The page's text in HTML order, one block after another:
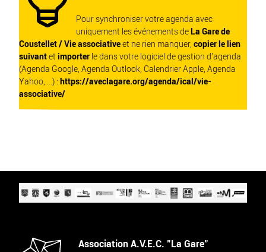
Pour synchroniser votre agenda avec
uniquement les événements de La Gare de
Coustellet / Vie associativeet ne rien manquer, copier le lien
suivantet importer le dans votre logiciel de gestion d'agenda
(Agenda Google, Agenda Outlook, Calendrier Apple, Agenda
Yahoo, ...) : https://aveclagare.org/agenda/ical/vie-
associative/
Association A.V.E.C. "La Gare"